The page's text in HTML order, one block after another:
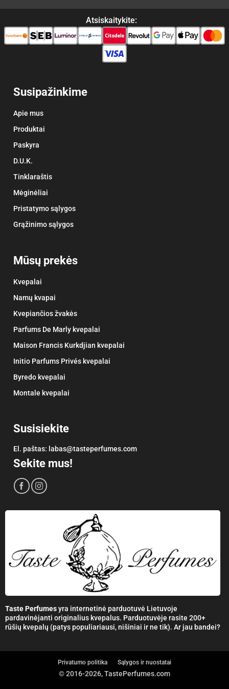
Atsiskaitykite:
Susipažinkime
Apie mus
Produktai
Paskyra
D.U.K.
Tinklaraštis
Mėginėliai
Pristatymo sąlygos
Grąžinimo sąlygos
Mūsų prekės
Kvepalai
Namų kvapai
Kvepiančios žvakės
Parfums De Marly kvepalai
Maison Francis Kurkdjian kvepalai
Initio Parfums Privés kvepalai
Byredo kvepalai
Montale kvepalai
Susisiekite
El. paštas: labas@tasteperfumes.com
Sekite mus!
Taste Perfumesyra internetinė parduotuvė Lietuvoje
pardavinėjanti originalius kvepalus. Parduotuvėje rasite 200+
rūšių kvepalų (patys populiariausi, nišiniai ir ne tik). Ar jau bandei?
Privatumo politika Sąlygos ir nuostatai
© 2016-2026, TastePerfumes.com